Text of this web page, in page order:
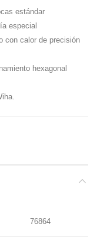
estándar
especial
con calor de precisión
hexagonal
76864